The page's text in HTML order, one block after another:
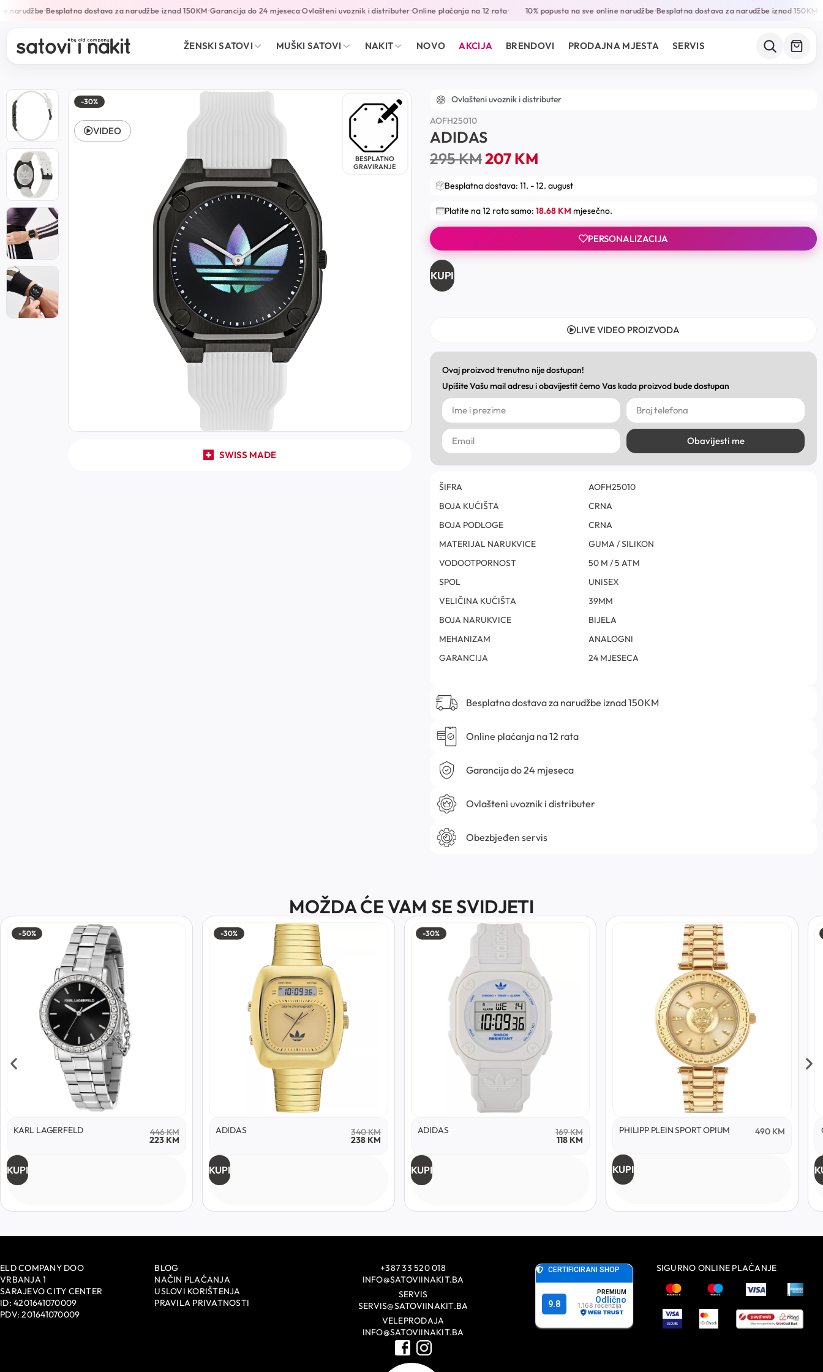
narudžbe•Besplatna dostava za narudžbe iznad 150KM•Garancija do 24 mjeseca•Ovlašteni uvoznik i distributer•Online plaćanja na 12 rata• 10% popusta na sve online narudžbe•Besplatna dostava za narudžbe iznad 150KM•
ŽENSKI SATOVI MUŠKI SATOVI NAKIT NOVO AKCIJA BRENDOVI PRODAJNA MJESTA SERVIS
-30%
BESPLATNO
GRAVIRANJE
SWISS MADE
VIDEO
Ovlašteni uvoznik i distributer
AOFH25010
ADIDAS
295KM207KM
Besplatna dostava: 11. - 12. august
Platite na 12 rata samo: 18.68 KM mjesečno.
PERSONALIZACIJA
KUPI
LIVE VIDEO PROIZVODA
Ovaj proizvod trenutno nije dostupan!
Upišite Vašu mail adresu i obavijestit ćemo Vas kada proizvod bude dostupan
Obavijesti me
ŠIFRA
AOFH25010
BOJA KUĆIŠTA
CRNA
BOJA PODLOGE
CRNA
MATERIJAL NARUKVICE
GUMA / SILIKON
VODOOTPORNOST
50 M / 5 ATM
SPOL
UNISEX
VELIČINA KUĆIŠTA
39MM
BOJA NARUKVICE
BIJELA
MEHANIZAM
ANALOGNI
GARANCIJA
24 MJESECA
Besplatna dostava za narudžbe iznad 150KM
Online plaćanja na 12 rata
Garancija do 24 mjeseca
Ovlašteni uvoznik i distributer
Obezbjeđen servis
MOŽDA ĆE VAM SE SVIDJETI
-50%
KARL LAGERFELD 446KM
223 KM
KUPI
-30%
ADIDAS 340KM
238 KM
KUPI
-30%
ADIDAS 169KM
118 KM
KUPI
PHILIPP PLEIN SPORT OPIUM 490 KM
KUPI
ELD COMPANY DOO
VRBANJA 1
SARAJEVO CITY CENTER
ID: 4201641070009
PDV: 201641070009
BLOG
NAČIN PLAĆANJA
USLOVI KORIŠTENJA
PRAVILA PRIVATNOSTI
+387 33 520 018
INFO@SATOVIINAKIT.BA
SERVIS
SERVIS@SATOVIINAKIT.BA
VELEPRODAJA
INFO@SATOVIINAKIT.BA
SIGURNO ONLINE PLAĆANJE